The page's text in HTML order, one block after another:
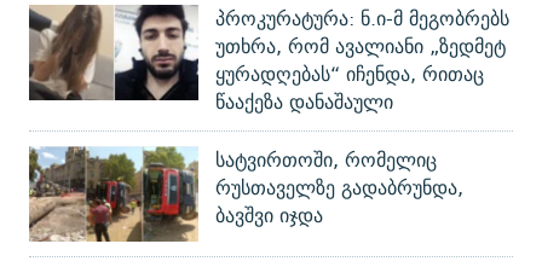
პროკურატურა: ნ.ი-მ მეგობრებს
უთხრა, რომ ავალიანი „ზედმეტ
ყურადღებას“ იჩენდა, რითაც
წააქეზა დანაშაული
სატვირთოში, რომელიც
რუსთაველზე გადაბრუნდა,
ბავშვი იჯდა